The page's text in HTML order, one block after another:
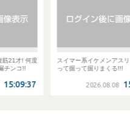
21才! 何度
ンコ!!
スイマー系イケメンアスリ
って掘って掘りまくる!!!
2026.08.08